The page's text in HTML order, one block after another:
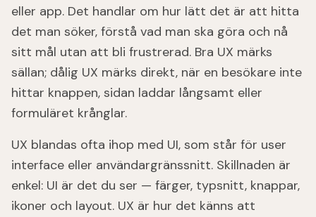
eller app. Det handlar om hur lätt det är att hitta
det man söker, förstå vad man ska göra och nå
sitt mål utan att bli frustrerad. Bra UX märks
sällan; dålig UX märks direkt, när en besökare inte
hittar knappen, sidan laddar långsamt eller
formuläret krånglar.
UX blandas ofta ihop med UI, som står för user
interface eller användargränssnitt. Skillnaden är
enkel: UI är det du ser — färger, typsnitt, knappar,
ikoner och layout. UX är hur det känns att